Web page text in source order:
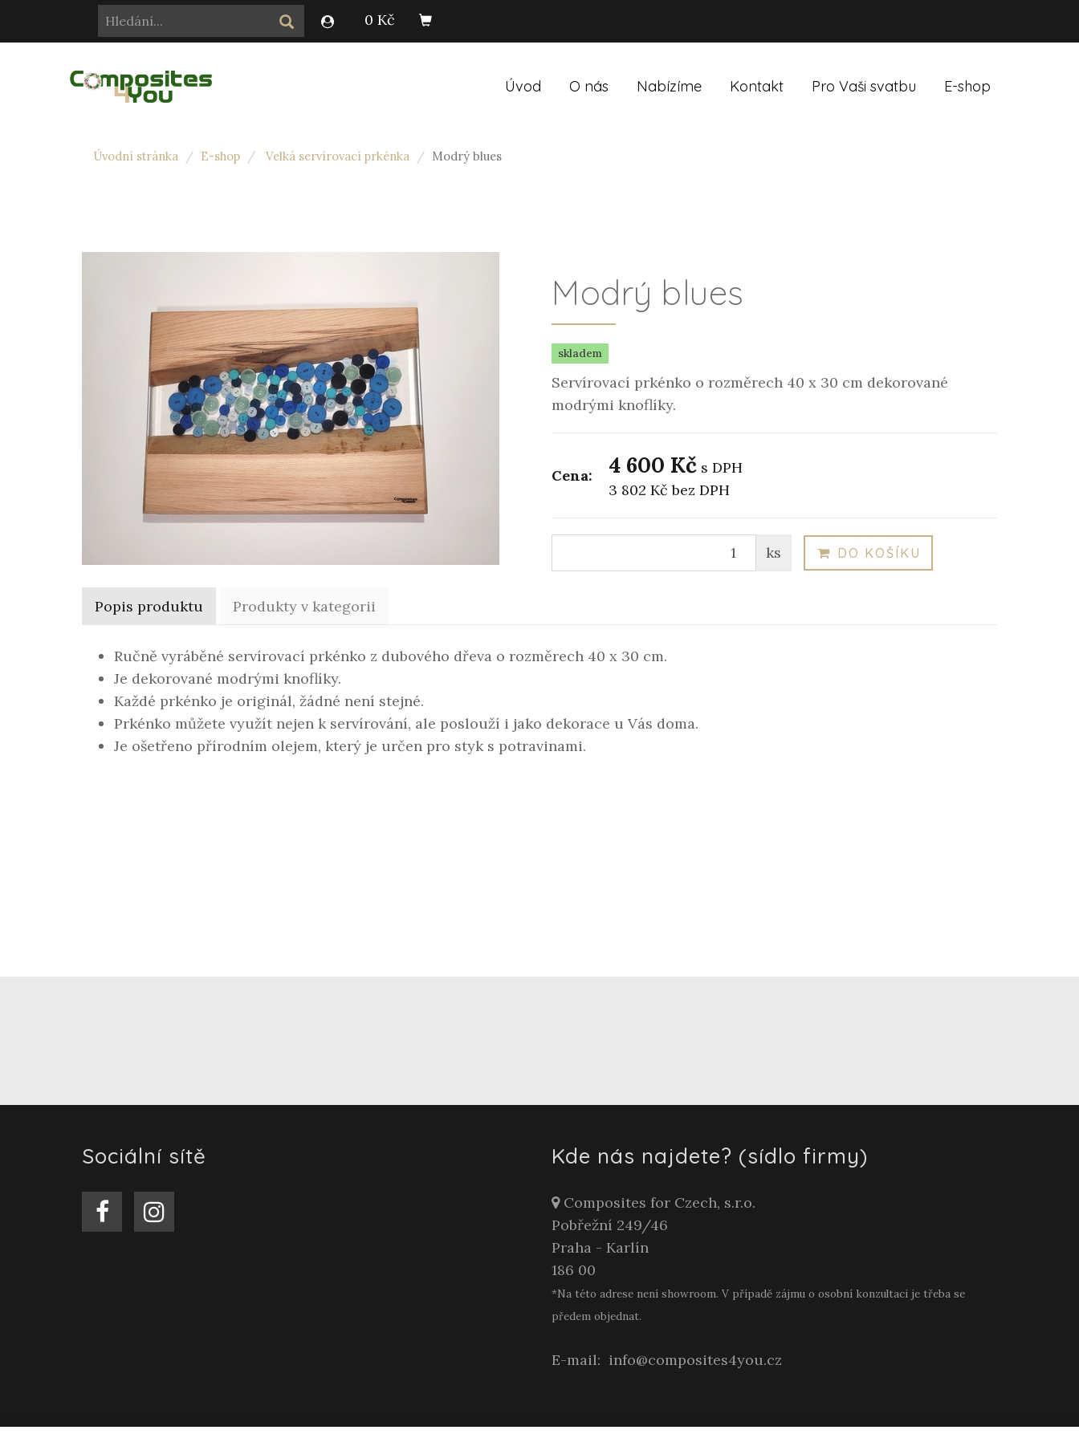
0 Kč
Úvod O nás Nabízíme Kontakt Pro Vaši svatbu E-shop
Úvodní stránka E-shop Velká servírovací prkénka Modrý blues
Modrý blues
skladem
Servírovací prkénko o rozměrech 40 x 30 cm dekorované
modrými knoflíky.
Cena: 4 600 Kč s DPH
3 802 Kčbez DPH
ks DO KOŠÍKU
Popis produktu Produkty v kategorii
Ručně vyráběné servírovací prkénko z dubového dřeva o rozměrech 40 x 30 cm.
Je dekorované modrými knoflíky.
Každé prkénko je originál, žádné není stejné.
Prkénko můžete využít nejen k servírování, ale poslouží i jako dekorace u Vás doma.
Je ošetřeno přírodním olejem, který je určen pro styk s potravinami.
Sociální sítě Kde nás najdete? (sídlo firmy)
Composites for Czech, s.r.o.
Pobřežní 249/46
Praha - Karlín
186 00
*Na této adrese není showroom. V případě zájmu o osobní konzultaci je třeba se
předem objednat.
E-mail: info@composites4you.cz